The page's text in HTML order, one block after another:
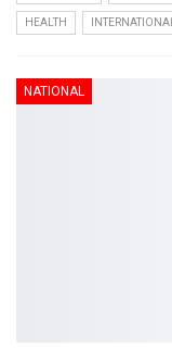
HEALTH
NATIONAL